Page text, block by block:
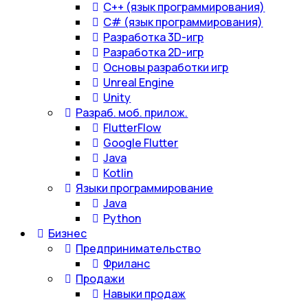
С++ (язык программирования)
С# (язык программирования)
Разработка 3D-игр
Разработка 2D-игр
Основы разработки игр
Unreal Engine
Unity
Разраб. моб. прилож.
FlutterFlow
Google Flutter
Java
Kotlin
Языки программирование
Java
Python
Бизнес
Предпринимательство
Фриланс
Продажи
Навыки продаж